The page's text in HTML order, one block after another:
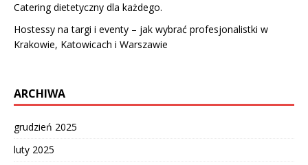
Catering dietetyczny dla każdego.
Hostessy na targi i eventy – jak wybrać profesjonalistki w
Krakowie, Katowicach i Warszawie
ARCHIWA
grudzień 2025
luty 2025